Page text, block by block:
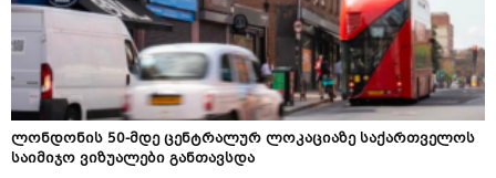
ლონდონის 50-მდე ცენტრალურ ლოკაციაზე საქართველოს
საიმიჯო ვიზუალები განთავსდა